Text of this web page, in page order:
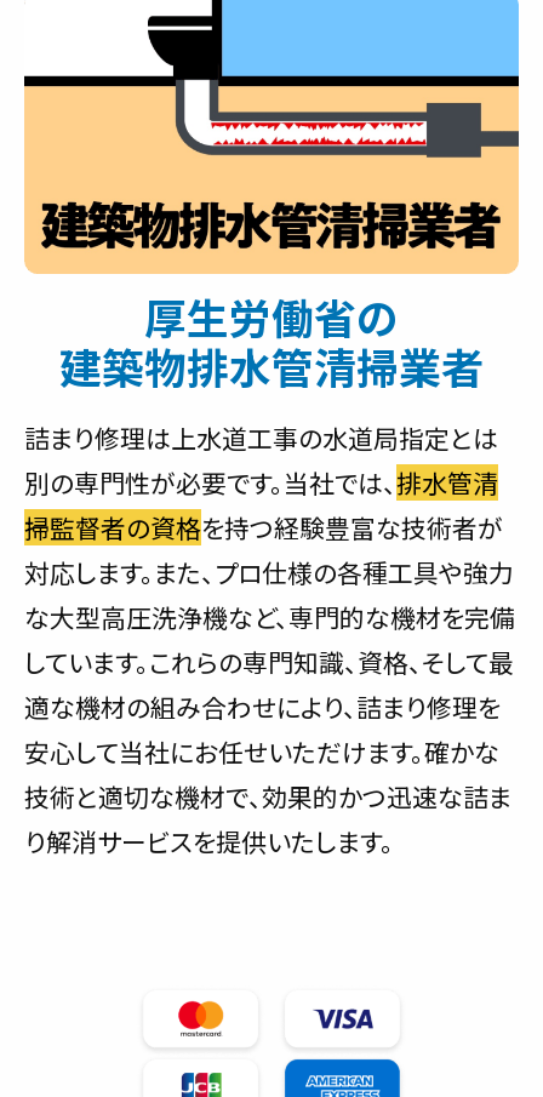
厚生労働省の
建築物排水管清掃業者
詰まり修理は上水道工事の水道局指定とは
別の専門性が必要です。当社では、排水管清
掃監督者の資格を持つ経験豊富な技術者が
対応します。また、プロ仕様の各種工具や強力
な大型高圧洗浄機など、専門的な機材を完備
しています。これらの専門知識、資格、そして最
適な機材の組み合わせにより、詰まり修理を
安心して当社にお任せいただけます。確かな
技術と適切な機材で、効果的かつ迅速な詰ま
り解消サービスを提供いたします。